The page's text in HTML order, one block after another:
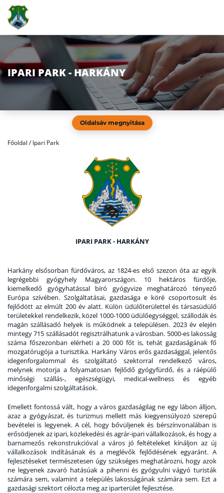
IPARI PARK - HARKÁNY
Oldalsáv megnyitása
Főoldal / Ipari Park
IPARI PARK - HARKÁNY
Harkány elsősorban fürdőváros, az 1824-es első szezon óta az egyik
legrégebbi gyógyhely Magyarországon. 10 hektáros fürdője,
kiemelkedő gyógyhatással bíró gyógyvize meghatározó tényező
Európa szívében. Szolgáltatásai, gazdasága e köré csoportosult és
fejlődött az elmúlt 200 év alatt. Külön üdülőterülettel és társasüdülő
területekkel rendelkezik, közel 1000-1000 üdülőegységgel, szállodák és
magán szállásadó helyek is működnek a településen. 2023 év elején
mintegy 715 szállásadót regisztrálhatunk a városban. 5000-es lakosság
száma főszezonban elérheti a 20 000 főt is, tehát gazdaságának fő
mozgatórugója a turisztika. Harkány Város erős gazdasággal, jelentős
idegenforgalommal és szolgáltató szektorral rendelkező város,
melynek motorja a folyamatosan fejlődő gyógyfürdő, és a ráépülő
minőségi szállás-, egészségügyi, medical-wellness és egyéb
idegenforgalmi szolgáltatások.
Emellett fontossá vált, hogy a város gazdaságilag ne egy lábon álljon,
azaz a gyógyászat, és turizmus mellett más kiegyensúlyozó szerepű
bevételei is legyenek. A cél, hogy bővüljenek és bérszínvonalában is
erősödjenek az ipari, közlekedési és agrár-ipari vállalkozások, és hogy a
barnamezős rekonstrukcióval a város jó feltételeket kínáljon az új
vállalkozások indításának és a meglévők fejlődésének egyaránt. A
fejlesztéseket természetesen úgy szükséges meghatározni, hogy azok
ne legyenek zavaró hatásúak a pihenni és gyógyulni vágyó turisták
számára sem, valamint a település lakosságának számára sem. Ezt a
gazdasági szektort célozta meg az iparterület fejlesztése.